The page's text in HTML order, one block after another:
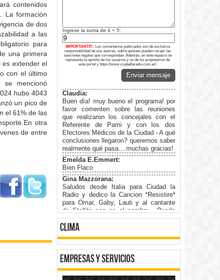
contenidos
La formación
de dos
a las
para
una primera
es extender el
con el último
se mencionó
hubo 4043
un pico de
el 61% de las
otra
de entre
Ingrese la suma de 4 + 5:
IMPORTANTE!: Los comentarios publicados son de exclusiva
responsabilidad de sus autores, sobre quienes pueden recaer las
sanciones legales que correspondan. Además, en este espacio se
representa la opinión de los usuarios y no de los propietarios de
este portal y https://www.ciudadlaradio.com.ar/.
Enviar mensaje
Claudia:
Buen día! muy bueno el programa! por
favor comenten sobre las reuniones
que realizaron los concejales con el
Referente de Pami y con los dos
Efectores Médicos de la Ciudad - A qué
conclusiones llegaron? queremos saber
realmente qué pasa....muchas gracias!
Emelda E.Emmert:
Bien Flaco
Gina Mazzorana:
Saludos desde Italia para Ciudad la
Radio y dedico la Cancion *Resistire*
para Omar, Gaby, Lauti y al cantante
de Stellita non se el nombre . Desde
Gavardo Italia
Roberto Pelliza:
Disculpen. En el mensaje que envié
recién me olvidé de poner el nombre y
me lo dio por enviado correctamente.
Les decía que comenzaron con el
tango "Malevo" y lo anunciaron como
"El Aguacero". Maás atención, ¡¡por
clima
empresas y servicios